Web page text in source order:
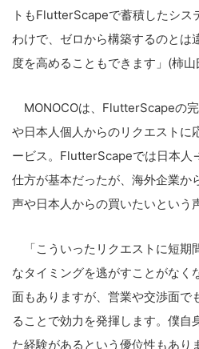
トもFlutterScapeで蓄積したシス
わけで、ゼロから構築するのとは
度を高めることもできます」(柿山
MONOCOは、FlutterScapeの
や日本人個人からのリクエストに
ービス。FlutterScapeでは日本
仕方が基本だったが、海外企業か
声や日本人からの買いたいという
「こういったリクエストに短期
なタイミングを逃がすことがなく
面もありますが、営業や交渉面で
ることで効力を発揮します。僕自
た経験があるという優位性もあり